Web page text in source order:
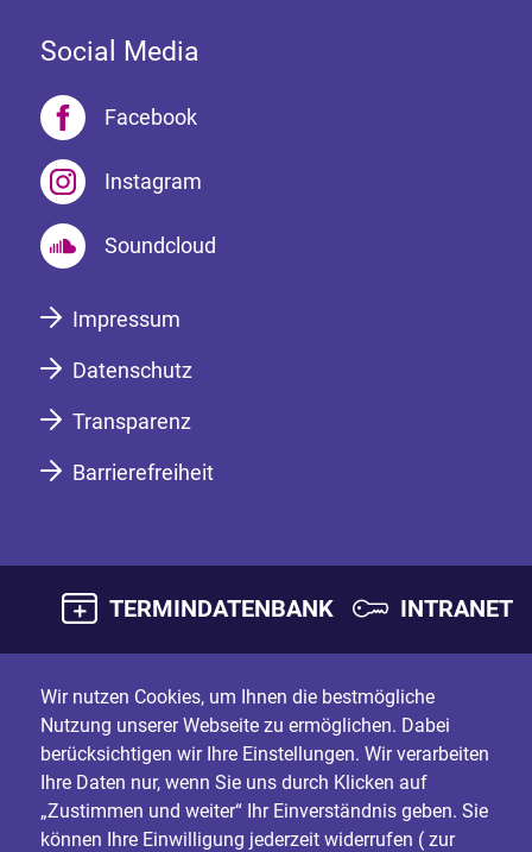
Social Media
Facebook
Instagram
Soundcloud
Impressum
Datenschutz
Transparenz
Barrierefreiheit
TERMINDATENBANK INTRANET
Wir nutzen Cookies, um Ihnen die bestmögliche
Nutzung unserer Webseite zu ermöglichen. Dabei
berücksichtigen wir Ihre Einstellungen. Wir verarbeiten
Ihre Daten nur, wenn Sie uns durch Klicken auf
„Zustimmen und weiter“ Ihr Einverständnis geben. Sie
können Ihre Einwilligung jederzeit widerrufen ( zur